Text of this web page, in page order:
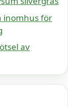
inomhus för
av